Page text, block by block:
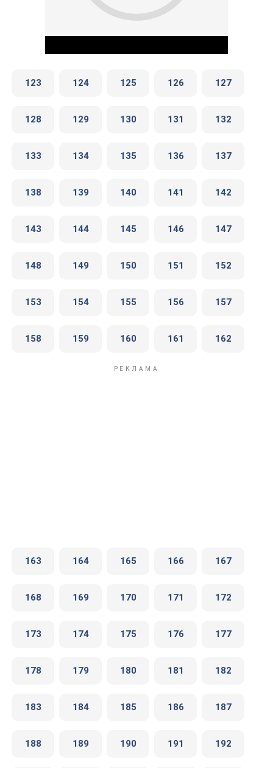
Play Video
123 124 125 126 127
128 129 130 131 132
133 134 135 136 137
138 139 140 141 142
143 144 145 146 147
148 149 150 151 152
153 154 155 156 157
158 159 160 161 162
163 164 165 166 167
168 169 170 171 172
173 174 175 176 177
178 179 180 181 182
183 184 185 186 187
188 189 190 191 192